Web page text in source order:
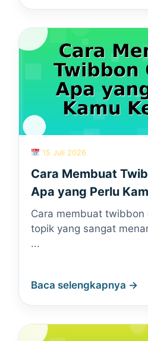
15 Juli 2026
Cara Membuat
Apa yang Perlu
Cara membuat twibbon
topik yang sangat
...
Baca selengkapnya →